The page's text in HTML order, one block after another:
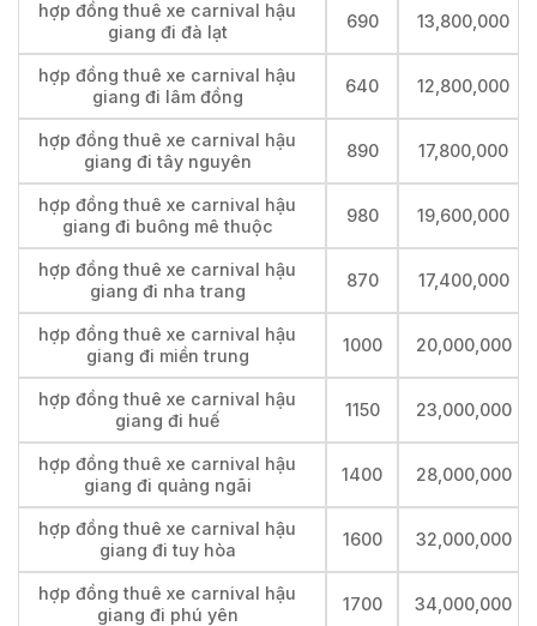
hợp đồng thuê xe carnival hậu
giang đi đà lạt
690 13,800,000
hợp đồng thuê xe carnival hậu
giang đi lâm đồng
640 12,800,000
hợp đồng thuê xe carnival hậu
giang đi tây nguyên
890 17,800,000
hợp đồng thuê xe carnival hậu
giang đi buông mê thuộc
980 19,600,000
hợp đồng thuê xe carnival hậu
giang đi nha trang
870 17,400,000
hợp đồng thuê xe carnival hậu
giang đi miền trung
1000 20,000,000
hợp đồng thuê xe carnival hậu
giang đi huế
1150 23,000,000
hợp đồng thuê xe carnival hậu
giang đi quảng ngãi
1400 28,000,000
hợp đồng thuê xe carnival hậu
giang đi tuy hòa
1600 32,000,000
hợp đồng thuê xe carnival hậu
giang đi phú yên
1700 34,000,000